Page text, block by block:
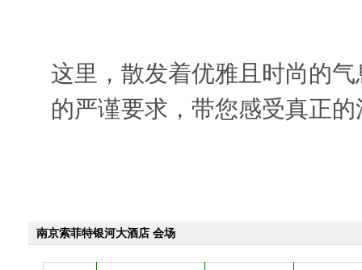
这里，散发着优雅且时尚的
的严谨要求，带您感受真正
南京索菲特银河大酒店 会场